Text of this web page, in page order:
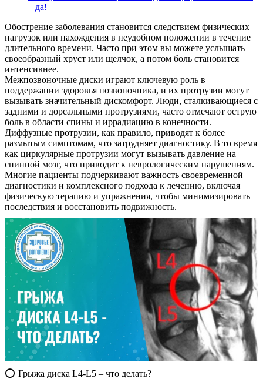
– да!
Обострение заболевания становится следствием физических
нагрузок или нахождения в неудобном положении в течение
длительного времени. Часто при этом вы можете услышать
своеобразный хруст или щелчок, а потом боль становится
интенсивнее.
Межпозвоночные диски играют ключевую роль в
поддержании здоровья позвоночника, и их протрузии могут
вызывать значительный дискомфорт. Люди, сталкивающиеся с
задними и дорсальными протрузиями, часто отмечают острую
боль в области спины и иррадиацию в конечности.
Диффузные протрузии, как правило, приводят к более
размытым симптомам, что затрудняет диагностику. В то время
как циркулярные протрузии могут вызывать давление на
спинной мозг, что приводит к неврологическим нарушениям.
Многие пациенты подчеркивают важность своевременной
диагностики и комплексного подхода к лечению, включая
физическую терапию и упражнения, чтобы минимизировать
последствия и восстановить подвижность.
⭕ Грыжа диска L4-L5 – что делать?